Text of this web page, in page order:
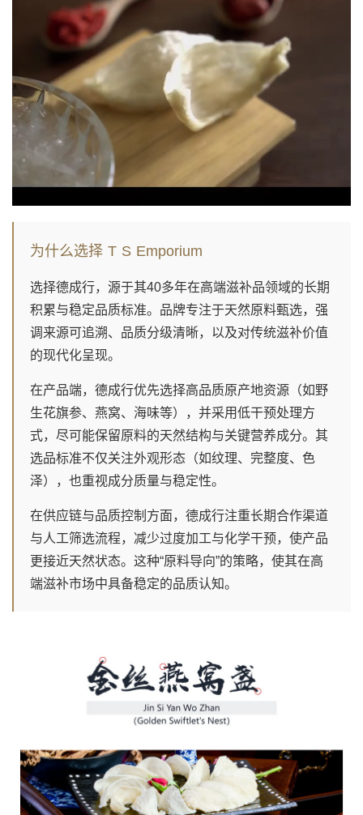
为什么选择 T S Emporium
选择德成行，源于其40多年在高端滋补品领域的长期
积累与稳定品质标准。品牌专注于天然原料甄选，强
调来源可追溯、品质分级清晰，以及对传统滋补价值
的现代化呈现。
在产品端，德成行优先选择高品质原产地资源（如野
生花旗参、燕窝、海味等），并采用低干预处理方
式，尽可能保留原料的天然结构与关键营养成分。其
选品标准不仅关注外观形态（如纹理、完整度、色
泽），也重视成分质量与稳定性。
在供应链与品质控制方面，德成行注重长期合作渠道
与人工筛选流程，减少过度加工与化学干预，使产品
更接近天然状态。这种“原料导向”的策略，使其在高
端滋补市场中具备稳定的品质认知。